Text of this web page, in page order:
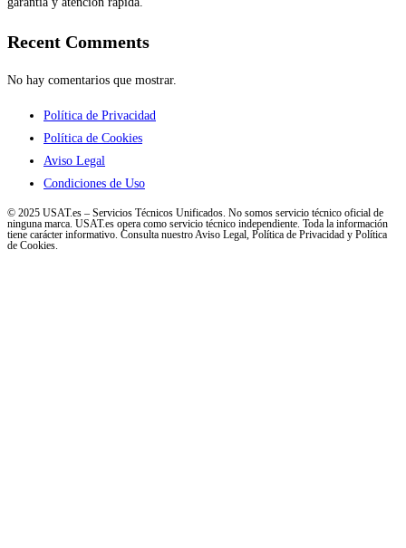
Recent Comments
No hay comentarios que mostrar.
Política de Privacidad
Política de Cookies
Aviso Legal
Condiciones de Uso
© 2025 USAT.es – Servicios Técnicos Unificados. No somos servicio técnico oficial de
ninguna marca. USAT.es opera como servicio técnico independiente. Toda la información
tiene carácter informativo. Consulta nuestro Aviso Legal, Política de Privacidad y Política
de Cookies.